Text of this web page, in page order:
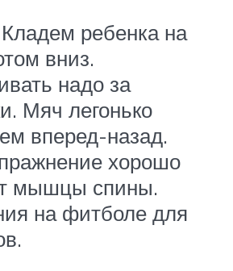
Кладем ребенка на
вниз.
надо за
Мяч легонько
вперед-назад.
хорошо
мышцы спины.
на фитболе для